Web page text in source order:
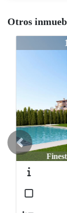
Otros
Previous